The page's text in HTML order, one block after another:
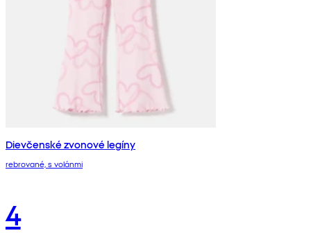
Dievčenské zvonové legíny
rebrované, s volánmi
4